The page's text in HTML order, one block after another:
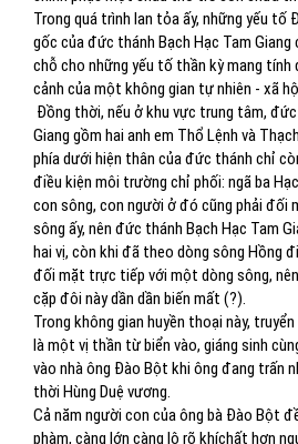
Trong quá trình lan tỏa ấy, những yếu tố
gốc của đức thánh Bạch Hạc Tam Giang
chỗ cho những yếu tố thần kỳ mang tính
cảnh của một không gian tự nhiên - xã
Đồng thời, nếu ở khu vực trung tâm,
Giang gồm hai anh em Thổ Lệnh và
phía dưới hiện thân của đức thánh chỉ
điều kiện môi trường chỉ phối: ngã ba
con sông, con người ở đó cũng phải đối
sông ấy, nên đức thánh Bạch Hạc Tam
hai vị, còn khi đã theo dòng sông Hồng
đối mặt trực tiếp với một dòng sông,
cặp đôi này dần dần biến mất (?).
Trong không gian huyền thoại này,
là một vị thần từ biển vào, giáng sinh
vào nhà ông Đào Bột khi ông đang trấn
thời Hùng Duệ vương.
Cả năm người con của ông bà Đào Bột
phàm, càng lớn càng lộ rõ khíchất hơn